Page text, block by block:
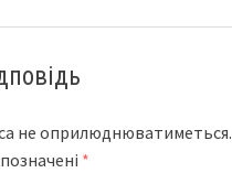
не оприлюднюватиметься.
*